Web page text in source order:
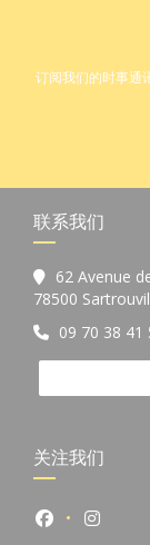
订阅我们的时事通
联系我们
62 Avenue
78500
09 70 38 41
关注我们
Facebook ((